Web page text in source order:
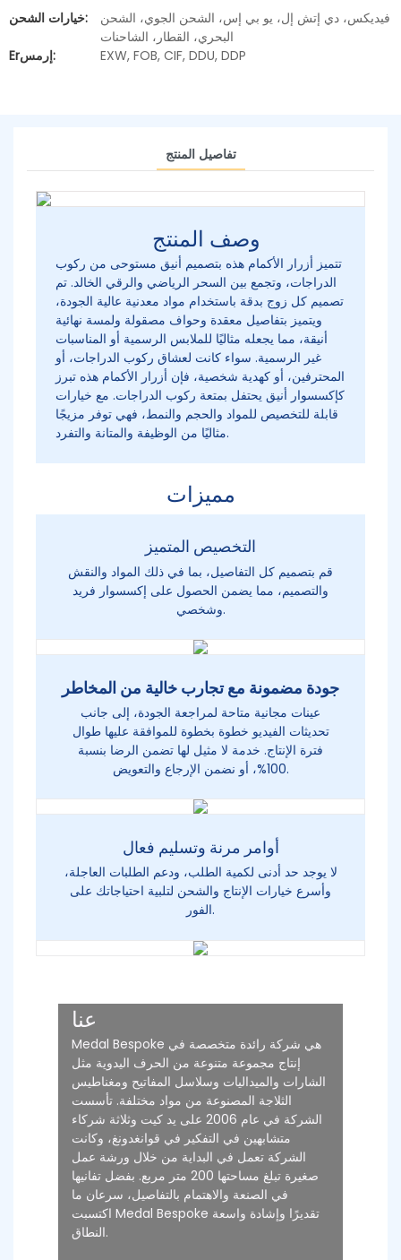
خيارات الشحن:
فيديكس، دي إتش إل، يو بي إس، الشحن الجوي، الشحن
البحري، القطار، الشاحنات
Erإرمس:
EXW, FOB, CIF, DDU, DDP
تفاصيل المنتج
وصف المنتج
تتميز أزرار الأكمام هذه بتصميم أنيق مستوحى من ركوب
الدراجات، وتجمع بين السحر الرياضي والرقي الخالد. تم
تصميم كل زوج بدقة باستخدام مواد معدنية عالية الجودة،
ويتميز بتفاصيل معقدة وحواف مصقولة ولمسة نهائية
أنيقة، مما يجعله مثاليًا للملابس الرسمية أو المناسبات
غير الرسمية. سواء كانت لعشاق ركوب الدراجات، أو
المحترفين، أو كهدية شخصية، فإن أزرار الأكمام هذه تبرز
كإكسسوار أنيق يحتفل بمتعة ركوب الدراجات. مع خيارات
قابلة للتخصيص للمواد والحجم والنمط، فهي توفر مزيجًا
مثاليًا من الوظيفة والمتانة والتفرد.
مميزات
التخصيص المتميز
قم بتصميم كل التفاصيل، بما في ذلك المواد والنقش
والتصميم، مما يضمن الحصول على إكسسوار فريد
وشخصي.
جودة مضمونة مع تجارب خالية من المخاطر
عينات مجانية متاحة لمراجعة الجودة، إلى جانب
تحديثات الفيديو خطوة بخطوة للموافقة عليها طوال
فترة الإنتاج. خدمة لا مثيل لها تضمن الرضا بنسبة
100%، أو نضمن الإرجاع والتعويض.
أوامر مرنة وتسليم فعال
لا يوجد حد أدنى لكمية الطلب، ودعم الطلبات العاجلة،
وأسرع خيارات الإنتاج والشحن لتلبية احتياجاتك على
الفور.
عنا
Medal Bespoke هي شركة رائدة متخصصة في
إنتاج مجموعة متنوعة من الحرف اليدوية مثل
الشارات والميداليات وسلاسل المفاتيح ومغناطيس
الثلاجة المصنوعة من مواد مختلفة. تأسست
الشركة في عام 2006 على يد كيت وثلاثة شركاء
متشابهين في التفكير في قوانغدونغ، وكانت
الشركة تعمل في البداية من خلال ورشة عمل
صغيرة تبلغ مساحتها 200 متر مربع. بفضل تفانيها
في الصنعة والاهتمام بالتفاصيل، سرعان ما
اكتسبت Medal Bespoke تقديرًا وإشادة واسعة
النطاق.